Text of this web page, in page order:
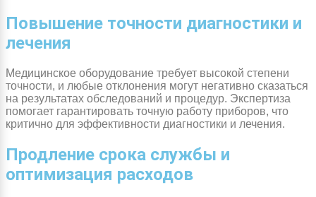
Повышение точности диагностики и
лечения
Медицинское оборудование требует высокой степени
точности, и любые отклонения могут негативно сказаться
на результатах обследований и процедур. Экспертиза
помогает гарантировать точную работу приборов, что
критично для эффективности диагностики и лечения.
Продление срока службы и
оптимизация расходов